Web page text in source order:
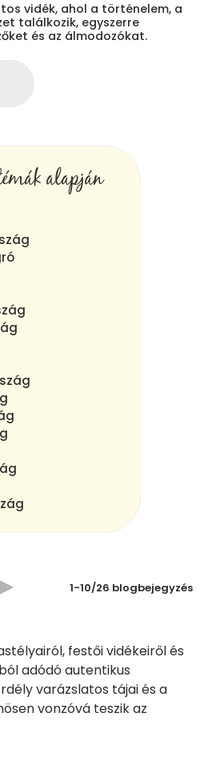
vidék, ahol a történelem, a
találkozik, egyszerre
és az álmodozókat.
alapján
1-10/26 blogbejegyzés
festői vidékeiről és
adódó autentikus
varázslatos tájai és a
vonzóvá teszik az